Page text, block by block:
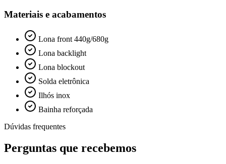
Materiais e acabamentos
Lona front 440g/680g
Lona backlight
Lona blockout
Solda eletrônica
Ilhós inox
Bainha reforçada
Dúvidas frequentes
Perguntas que recebemos